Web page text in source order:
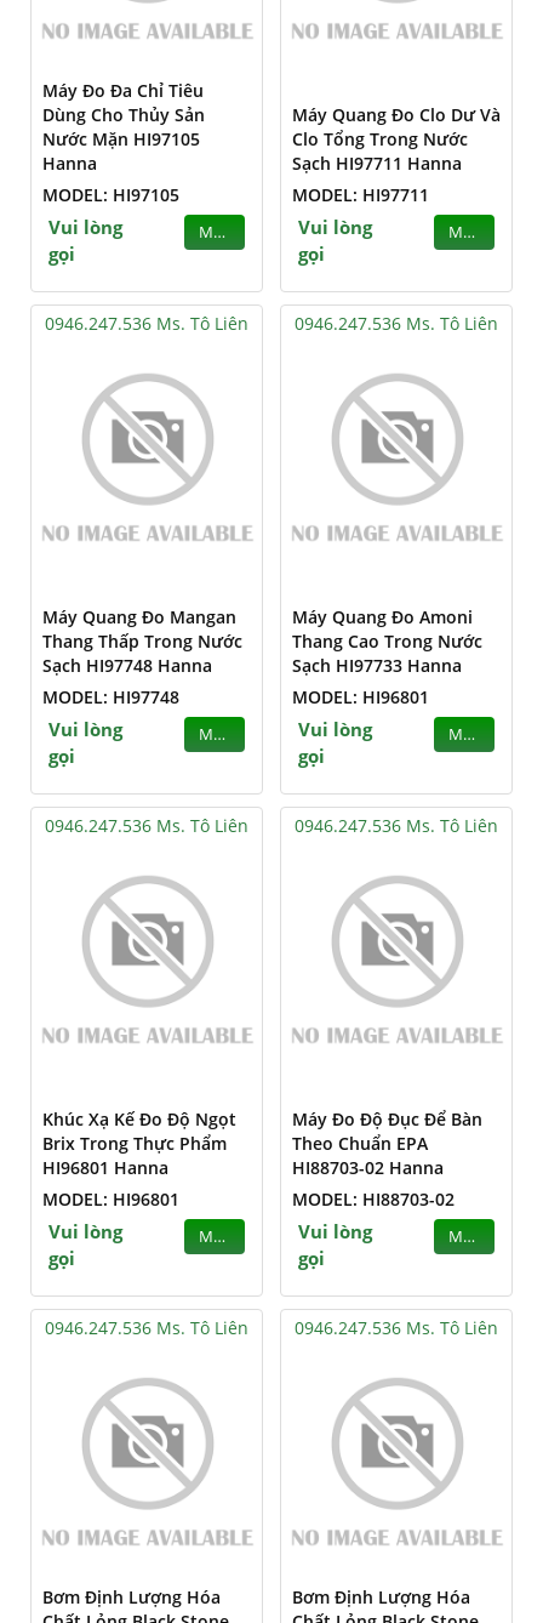
Máy Đo Đa Chỉ Tiêu
Dùng Cho Thủy Sản
Nước Mặn HI97105
Hanna
MODEL: HI97105
Vui lòng
gọi
MUA
Máy Quang Đo Clo Dư Và
Clo Tổng Trong Nước
Sạch HI97711 Hanna
MODEL: HI97711
Vui lòng
gọi
MUA
0946.247.536 Ms. Tô Liên
Máy Quang Đo Mangan
Thang Thấp Trong Nước
Sạch HI97748 Hanna
MODEL: HI97748
Vui lòng
gọi
MUA
0946.247.536 Ms. Tô Liên
Máy Quang Đo Amoni
Thang Cao Trong Nước
Sạch HI97733 Hanna
MODEL: HI96801
Vui lòng
gọi
MUA
0946.247.536 Ms. Tô Liên
Khúc Xạ Kế Đo Độ Ngọt
Brix Trong Thực Phẩm
HI96801 Hanna
MODEL: HI96801
Vui lòng
gọi
MUA
0946.247.536 Ms. Tô Liên
Máy Đo Độ Đục Để Bàn
Theo Chuẩn EPA
HI88703-02 Hanna
MODEL: HI88703-02
Vui lòng
gọi
MUA
0946.247.536 Ms. Tô Liên
Bơm Định Lượng Hóa
0946.247.536 Ms. Tô Liên
Bơm Định Lượng Hóa